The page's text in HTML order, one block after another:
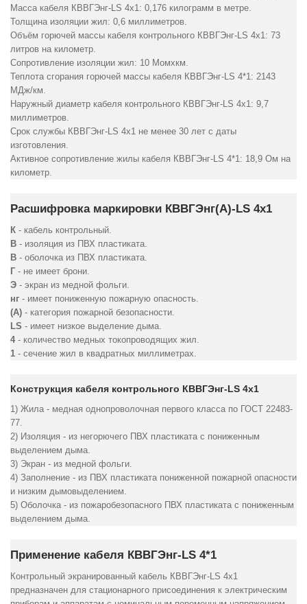
Масса кабеля КВВГЭнг-LS 4х1: 0,176 килограмм в метре.
Толщина изоляции жил: 0,6 миллиметров.
Объём горючей массы кабеля контрольного КВВГЭнг-LS 4х1: 73
литров на километр.
Сопротивление изоляции жил: 10 Момхкм.
Теплота сгорания горючей массы кабеля КВВГЭнг-LS 4*1: 2143
МДж/км.
Наружный диаметр кабеля контрольного КВВГЭнг-LS 4х1: 9,7
миллиметров.
Срок службы КВВГЭнг-LS 4х1 не менее 30 лет с даты
изготовления.
Активное сопротивление жилы кабеля КВВГЭнг-LS 4*1: 18,9 Ом на
километр.
Расшифровка маркировки КВВГЭнг(А)-LS 4х1
К - кабель контрольный.
В - изоляция из ПВХ пластиката.
В - оболочка из ПВХ пластиката.
Г - не имеет брони.
Э - экран из медной фольги.
нг - имеет пониженную пожарную опасность.
(А) - категория пожарной безопасности.
LS - имеет низкое выделение дыма.
4 - количество медных токопроводящих жил.
1 - сечение жил в квадратных миллиметрах.
Конструкция кабеля контрольного КВВГЭнг-LS 4х1
1) Жила - медная однопроволочная первого класса по ГОСТ 22483-
77.
2) Изоляция - из негорючего ПВХ пластиката с пониженным
выделением дыма.
3) Экран - из медной фольги.
4) Заполнение - из ПВХ пластиката пониженной пожарной опасности
и низким дымовыделением.
5) Оболочка - из пожаробезопасного ПВХ пластиката с пониженным
выделением дыма.
Применение кабеля КВВГЭнг-LS 4*1
Контрольный экранированный кабель КВВГЭнг-LS 4х1
предназначен для стационарного присоединения к электрическим